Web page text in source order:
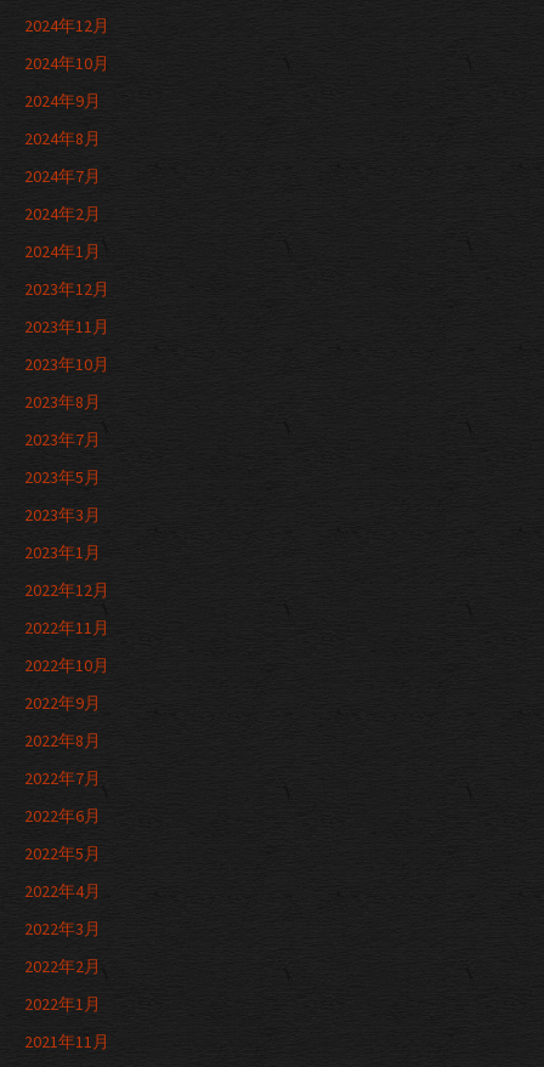
2024年12月
2024年10月
2024年9月
2024年8月
2024年7月
2024年2月
2024年1月
2023年12月
2023年11月
2023年10月
2023年8月
2023年7月
2023年5月
2023年3月
2023年1月
2022年12月
2022年11月
2022年10月
2022年9月
2022年8月
2022年7月
2022年6月
2022年5月
2022年4月
2022年3月
2022年2月
2022年1月
2021年11月